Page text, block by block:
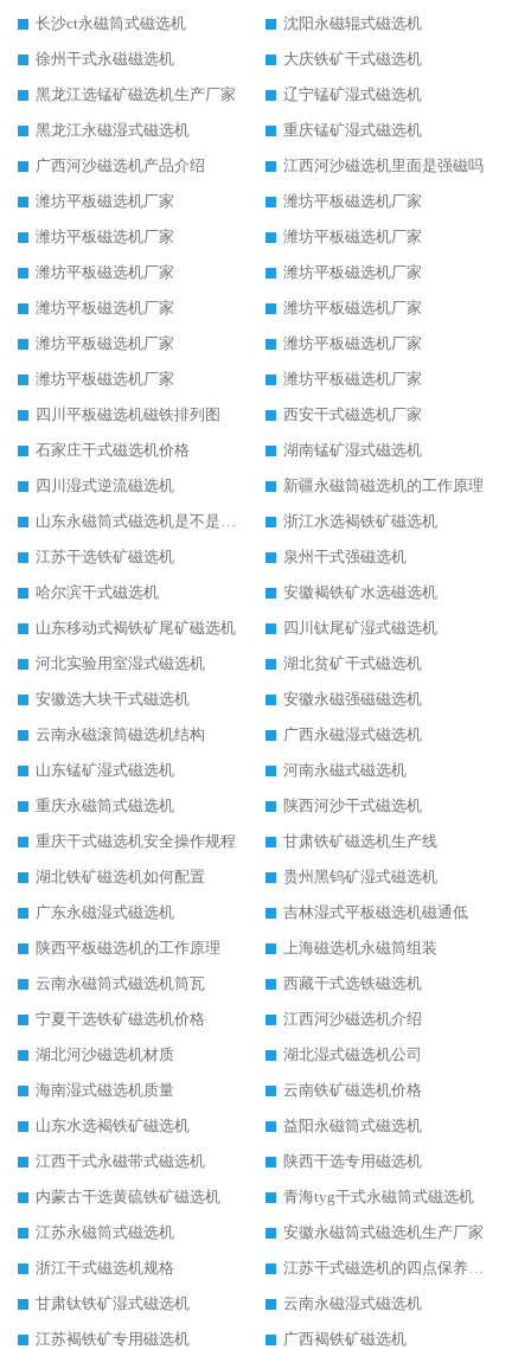
长沙ct永磁筒式磁选机
沈阳永磁辊式磁选机
徐州干式永磁磁选机
大庆铁矿干式磁选机
黑龙江选锰矿磁选机生产厂家
辽宁锰矿湿式磁选机
黑龙江永磁湿式磁选机
重庆锰矿湿式磁选机
广西河沙磁选机产品介绍
江西河沙磁选机里面是强磁吗
潍坊平板磁选机厂家
潍坊平板磁选机厂家
潍坊平板磁选机厂家
潍坊平板磁选机厂家
潍坊平板磁选机厂家
潍坊平板磁选机厂家
潍坊平板磁选机厂家
潍坊平板磁选机厂家
潍坊平板磁选机厂家
潍坊平板磁选机厂家
潍坊平板磁选机厂家
潍坊平板磁选机厂家
四川平板磁选机磁铁排列图
西安干式磁选机厂家
石家庄干式磁选机价格
湖南锰矿湿式磁选机
四川湿式逆流磁选机
新疆永磁筒磁选机的工作原理
山东永磁筒式磁选机是不是强磁
浙江水选褐铁矿磁选机
江苏干选铁矿磁选机
泉州干式强磁选机
哈尔滨干式磁选机
安徽褐铁矿水选磁选机
山东移动式褐铁矿尾矿磁选机
四川钛尾矿湿式磁选机
河北实验用室湿式磁选机
湖北贫矿干式磁选机
安徽选大块干式磁选机
安徽永磁强磁磁选机
云南永磁滚筒磁选机结构
广西永磁湿式磁选机
山东锰矿湿式磁选机
河南永磁式磁选机
重庆永磁筒式磁选机
陕西河沙干式磁选机
重庆干式磁选机安全操作规程
甘肃铁矿磁选机生产线
湖北铁矿磁选机如何配置
贵州黑钨矿湿式磁选机
广东永磁湿式磁选机
吉林湿式平板磁选机磁通低
陕西平板磁选机的工作原理
上海磁选机永磁筒组装
云南永磁筒式磁选机筒瓦
西藏干式选铁磁选机
宁夏干选铁矿磁选机价格
江西河沙磁选机介绍
湖北河沙磁选机材质
湖北湿式磁选机公司
海南湿式磁选机质量
云南铁矿磁选机价格
山东水选褐铁矿磁选机
益阳永磁筒式磁选机
江西干式永磁带式磁选机
陕西干选专用磁选机
内蒙古干选黄硫铁矿磁选机
青海tyg干式永磁筒式磁选机
江苏永磁筒式磁选机
安徽永磁筒式磁选机生产厂家
浙江干式磁选机规格
江苏干式磁选机的四点保养秘籍
甘肃钛铁矿湿式磁选机
云南永磁湿式磁选机
江苏褐铁矿专用磁选机
广西褐铁矿磁选机